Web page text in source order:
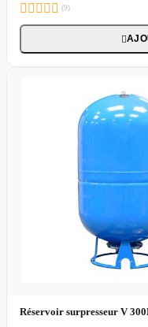
     (9)

Réservoir surpresseur V